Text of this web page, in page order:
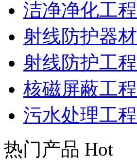
洁净净化工程
射线防护器材
射线防护工程
核磁屏蔽工程
污水处理工程
热门产品 Hot